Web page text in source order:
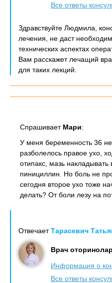
Все ответы
Здравствуйте Людмила,
лечения, не даст
технических аспектах
Вам расскажет лечащий
для таких лекций.
Спрашивает Мари:
У меня беременность 36
разболелось правое ухо,
отипакс, мазь накладывать
пинициллин. Но боль не
сегодня второе ухо тоже
делать? От боли лезу на
ОтвечаетТарасевич
Врач
Информация о
Все ответы